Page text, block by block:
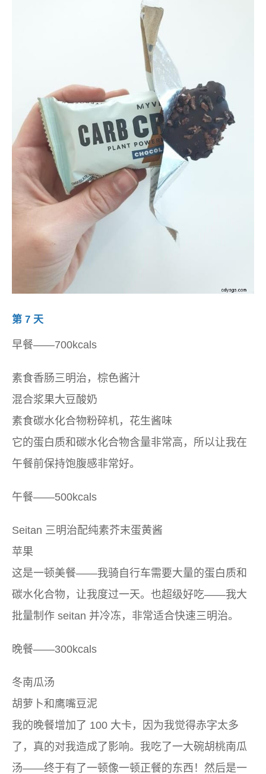
第 7 天
早餐——700kcals
素食香肠三明治，棕色酱汁
混合浆果大豆酸奶
素食碳水化合物粉碎机，花生酱味
它的蛋白质和碳水化合物含量非常高，所以让我在
午餐前保持饱腹感非常好。
午餐——500kcals
Seitan 三明治配纯素芥末蛋黄酱
苹果
这是一顿​​美餐——我骑自行车需要大量的蛋白质和
碳水化合物，让我度过一天。也超级好吃——我大
批量制作 seitan 并冷冻，非常适合快速三明治。
晚餐——300kcals
冬南瓜汤
胡萝卜和鹰嘴豆泥
我的晚餐增加了 100 大卡，因为我觉得赤字太多
了，真的对我造成了影响。我吃了一大碗胡桃南瓜
汤——终于有了一顿像一顿正餐的东西！然后是一